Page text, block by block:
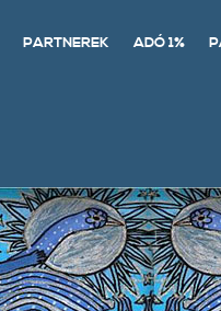
PARTNEREK ADÓ 1%